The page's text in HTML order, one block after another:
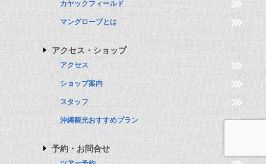
カヤックフィールド
マングローブとは
アクセス・ショップ
アクセス
ショップ案内
スタッフ
沖縄観光おすすめプラン
予約・お問合せ